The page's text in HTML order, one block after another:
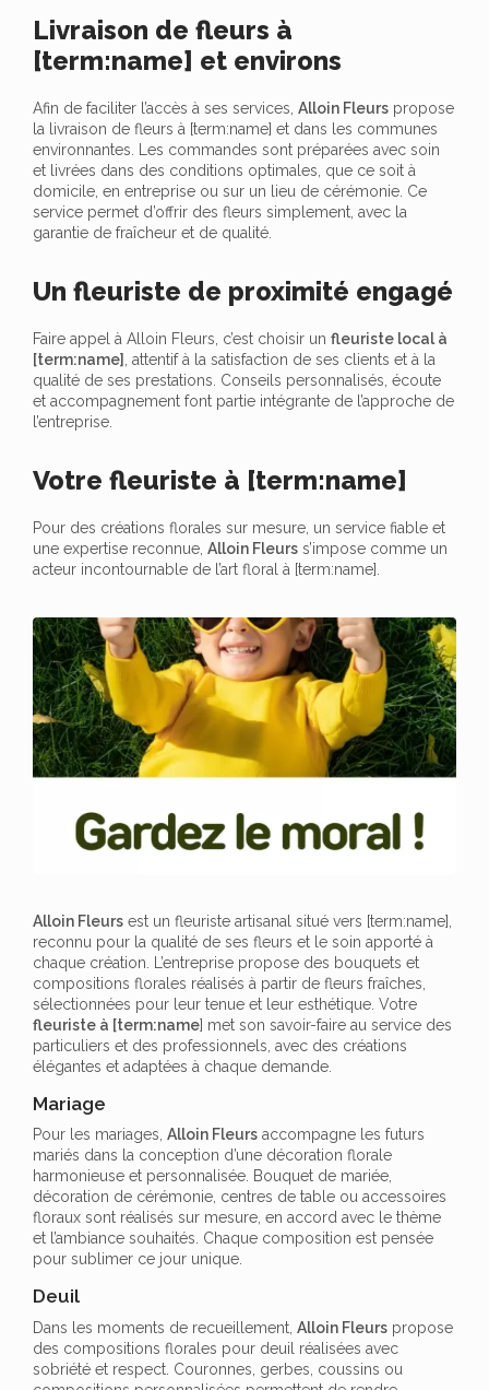
Livraison de fleurs à
[term:name] et environs
Afin de faciliter l’accès à ses services, Alloin Fleurs propose
la livraison de fleurs à [term:name] et dans les communes
environnantes. Les commandes sont préparées avec soin
et livrées dans des conditions optimales, que ce soit à
domicile, en entreprise ou sur un lieu de cérémonie. Ce
service permet d’offrir des fleurs simplement, avec la
garantie de fraîcheur et de qualité.
Un fleuriste de proximité engagé
Faire appel à Alloin Fleurs, c’est choisir un fleuriste local à
[term:name]
, attentif à la satisfaction de ses clients et à la
qualité de ses prestations. Conseils personnalisés, écoute
et accompagnement font partie intégrante de l’approche de
l’entreprise.
Votre fleuriste à [term:name]
Pour des créations florales sur mesure, un service fiable et
une expertise reconnue, Alloin Fleurs s’impose comme un
acteur incontournable de l’art floral à [term:name].
Alloin Fleurs est un fleuriste artisanal situé vers [term:name],
reconnu pour la qualité de ses fleurs et le soin apporté à
chaque création. L’entreprise propose des bouquets et
compositions florales réalisés à partir de fleurs fraîches,
sélectionnées pour leur tenue et leur esthétique. Votre
fleuriste à [term:name] met son savoir-faire au service des
particuliers et des professionnels, avec des créations
élégantes et adaptées à chaque demande.
Mariage
Pour les mariages, Alloin Fleurs accompagne les futurs
mariés dans la conception d’une décoration florale
harmonieuse et personnalisée. Bouquet de mariée,
décoration de cérémonie, centres de table ou accessoires
floraux sont réalisés sur mesure, en accord avec le thème
et l’ambiance souhaités. Chaque composition est pensée
pour sublimer ce jour unique.
Deuil
Dans les moments de recueillement, Alloin Fleurs propose
des compositions florales pour deuil réalisées avec
sobriété et respect. Couronnes, gerbes, coussins ou